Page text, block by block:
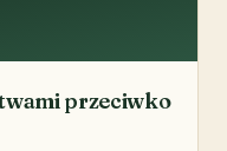
przeciwko